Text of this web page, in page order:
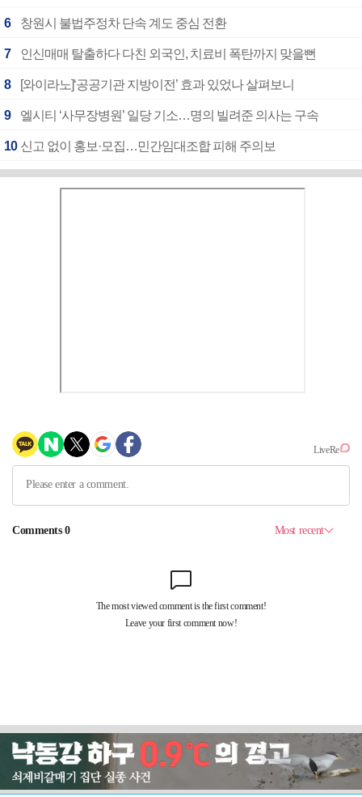
6 창원시 불법주정차 단속 계도 중심 전환
7 인신매매 탈출하다 다친 외국인, 치료비 폭탄까지 맞을뻔
8 [와이라노]‘공공기관 지방이전’ 효과 있었나 살펴보니
9 엘시티 ‘사무장병원’ 일당 기소…명의 빌려준 의사는 구속
10 신고 없이 홍보·모집…민간임대조합 피해 주의보